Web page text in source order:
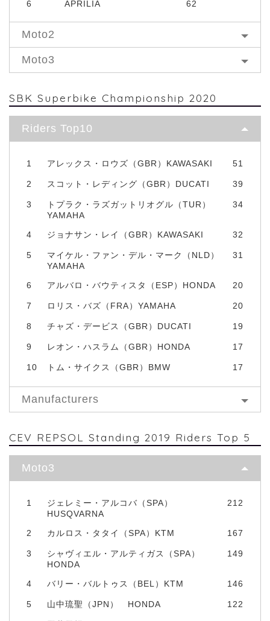
6 APRILIA 62
Moto2
Moto3
SBK Superbike Championship 2020
Riders Top10
1 アレックス・ロウズ（GBR）KAWASAKI 51
2 スコット・レディング（GBR）DUCATI 39
3
トプラク・ラズガットリオグル（TUR）
YAMAHA
34
4 ジョナサン・レイ（GBR）KAWASAKI 32
5
マイケル・ファン・デル・マーク（NLD）
YAMAHA
31
6 アルバロ・バウティスタ（ESP）HONDA 20
7 ロリス・バズ（FRA）YAMAHA 20
8 チャズ・デービス（GBR）DUCATI 19
9 レオン・ハスラム（GBR）HONDA 17
10 トム・サイクス（GBR）BMW 17
Manufacturers
CEV REPSOL Standing 2019 Riders Top 5
Moto3
1
ジェレミー・アルコバ（SPA）
HUSQVARNA
212
2 カルロス・タタイ（SPA）KTM 167
3
シャヴィエル・アルティガス（SPA）
HONDA
149
4 バリー・バルトゥス（BEL）KTM 146
5 山中琉聖（JPN） HONDA 122